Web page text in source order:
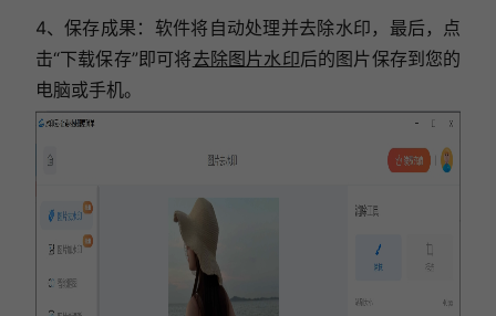
4、保存成果： 软件将自动处理并去除水印， 最后，点
击“下载保存”即可将去除图片水印后的图片保存到您的
电脑或手机。